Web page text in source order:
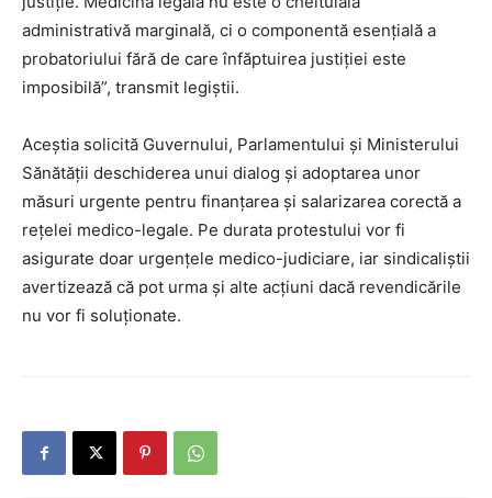
administrativă marginală, ci o componentă esenţială a
probatoriului fără de care înfăptuirea justiţiei este
imposibilă”, transmit legiştii.
Aceștia solicită Guvernului, Parlamentului și Ministerului
Sănătății deschiderea unui dialog și adoptarea unor
măsuri urgente pentru finanțarea și salarizarea corectă a
rețelei medico-legale. Pe durata protestului vor fi
asigurate doar urgențele medico-judiciare, iar sindicaliștii
avertizează că pot urma și alte acțiuni dacă revendicările
nu vor fi soluționate.